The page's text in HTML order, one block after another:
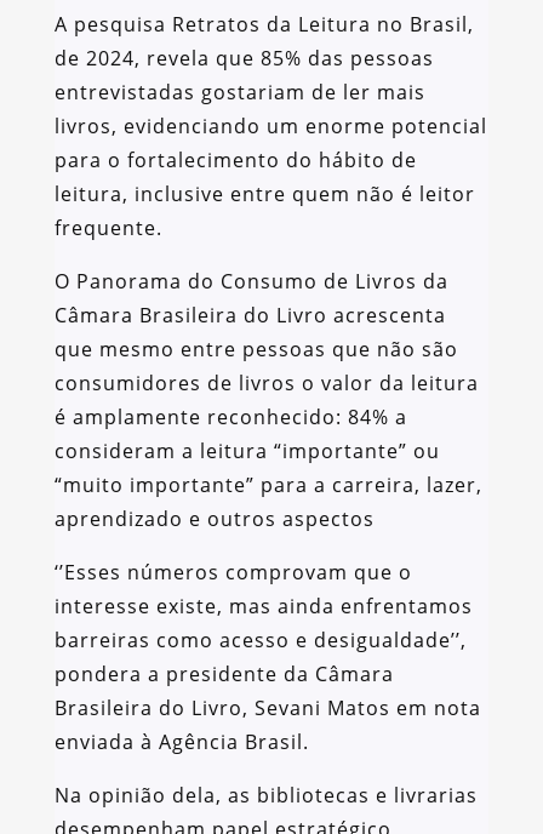
A pesquisa Retratos da Leitura no Brasil,
de 2024, revela que 85% das pessoas
entrevistadas gostariam de ler mais
livros, evidenciando um enorme potencial
para o fortalecimento do hábito de
leitura, inclusive entre quem não é leitor
frequente.
O Panorama do Consumo de Livros da
Câmara Brasileira do Livro acrescenta
que mesmo entre pessoas que não são
consumidores de livros o valor da leitura
é amplamente reconhecido: 84% a
consideram a leitura “importante” ou
“muito importante” para a carreira, lazer,
aprendizado e outros aspectos
‘’Esses números comprovam que o
interesse existe, mas ainda enfrentamos
barreiras como acesso e desigualdade’’,
pondera a presidente da Câmara
Brasileira do Livro, Sevani Matos em nota
enviada à Agência Brasil.
Na opinião dela, as bibliotecas e livrarias